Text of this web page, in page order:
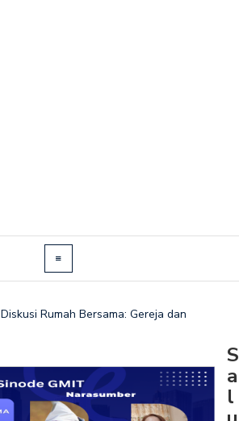
Diskusi Rumah Bersama: Gereja dan
S
a
l